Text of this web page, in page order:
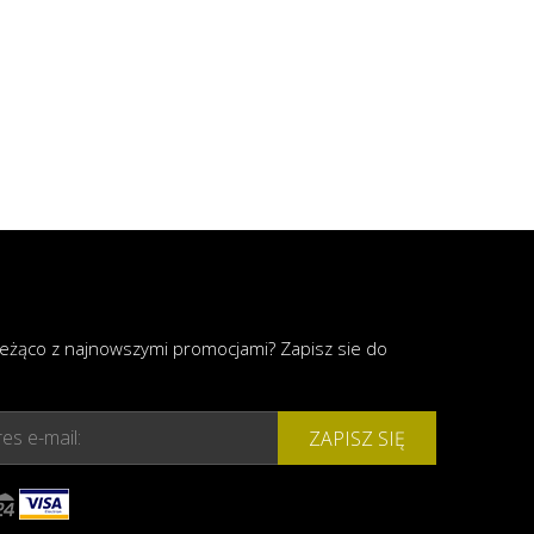
z najnowszymi promocjami? Zapisz sie do
e-mail: ZAPISZ SIĘ